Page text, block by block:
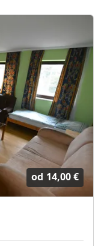
od 14,00 €